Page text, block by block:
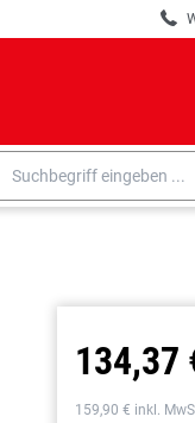
R
134,37
159,90 € inkl.